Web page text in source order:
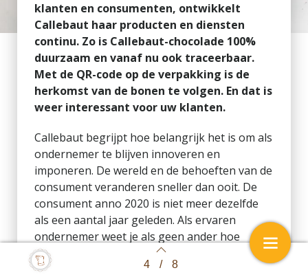
Back to index 4 / 8
klanten en consumenten, ontwikkelt
Callebaut haar producten en diensten
continu. Zo is Callebaut-chocolade 100%
duurzaam en vanaf nu ook traceerbaar.
Met de QR-code op de verpakking is de
herkomst van de bonen te volgen. En dat is
weer interessant voor uw klanten.
Callebaut begrijpt hoe belangrijk het is om als
ondernemer te blijven innoveren en
imponeren. De wereld en de behoeften van de
consument veranderen sneller dan ooit. De
consument anno 2020 is niet meer dezelfde
als een aantal jaar geleden. Als ervaren
ondernemer weet je als geen ander hoe
belangrijk het is om met je klanten mee te
groeien en hen te blijven verrassen.